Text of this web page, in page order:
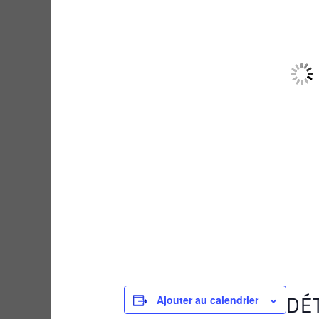
Ajouter au calendrier